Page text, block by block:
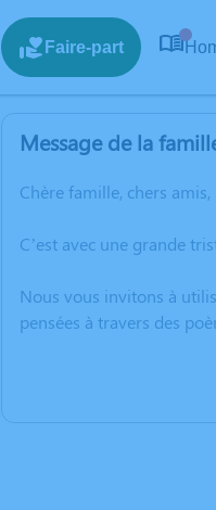
Faire-part
Message de la
Chère famille, chers amis,
C’est avec une grande
Nous vous invitons à
pensées à travers des